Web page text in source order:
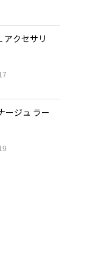
アクセサリ
ージュ ラー